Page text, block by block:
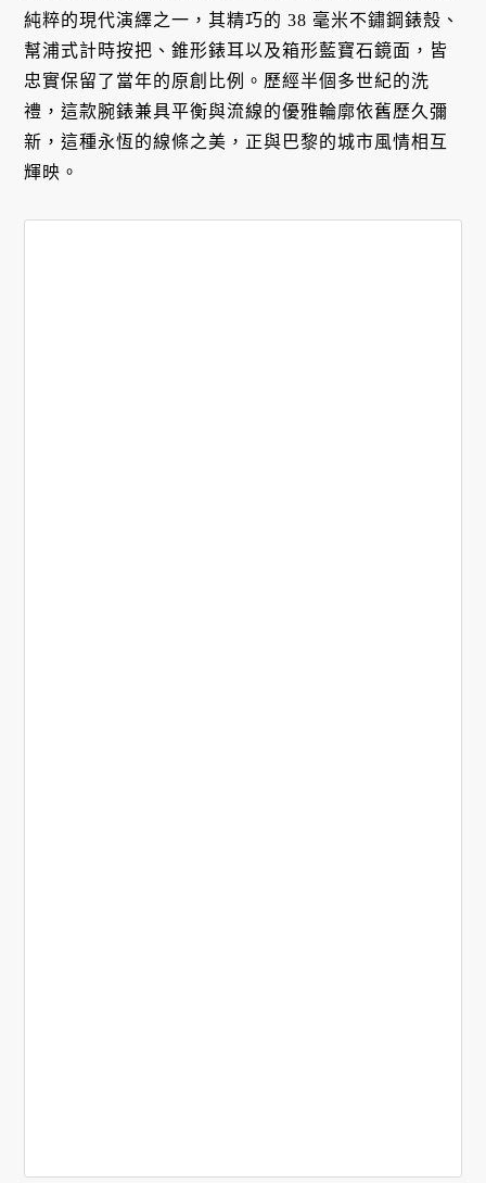
純粹的現代演繹之一，其精巧的 38 毫米不鏽鋼錶殼、
幫浦式計時按把、錐形錶耳以及箱形藍寶石鏡面，皆
忠實保留了當年的原創比例。歷經半個多世紀的洗
禮，這款腕錶兼具平衡與流線的優雅輪廓依舊歷久彌
新，這種永恆的線條之美，正與巴黎的城市風情相互
輝映。